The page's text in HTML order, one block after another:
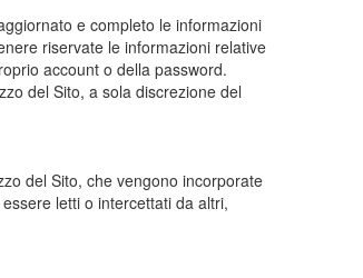
e completo le informazioni
riservate le informazioni relative
account o della password.
del Sito, a sola discrezione del
del Sito, che vengono incorporate
letti o intercettati da altri,